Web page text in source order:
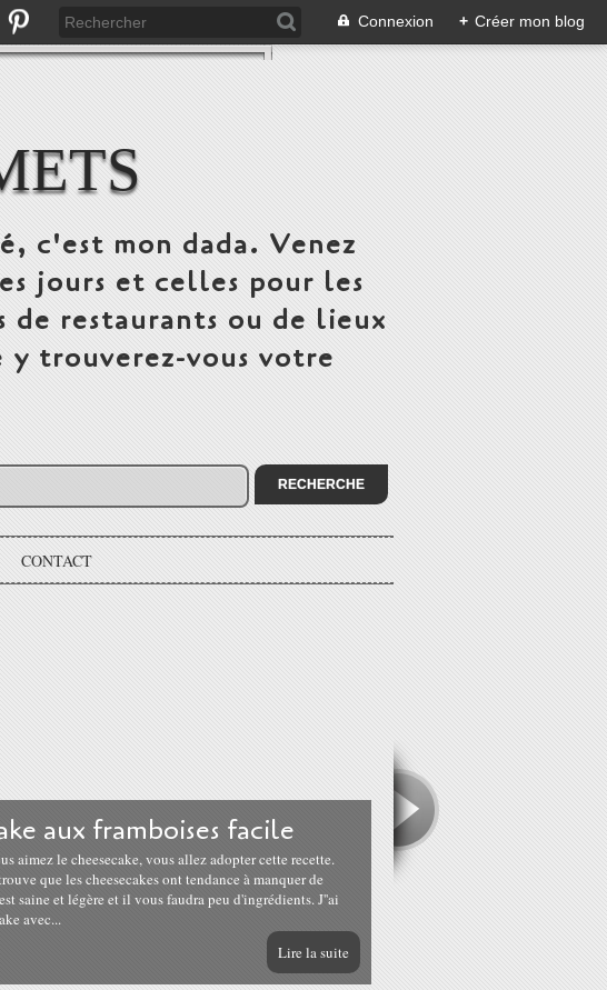
Connexion + Créer mon blog
c'est mon dada. Venez
jours et celles pour les
de restaurants ou de lieux
y trouverez-vous votre
CONTACT
aux framboises facile
aimez le cheesecake, vous allez adopter cette recette.
que les cheesecakes ont tendance à manquer de
saine et légère et il vous faudra peu d'ingrédients. J''ai
avec...
Lire la suite